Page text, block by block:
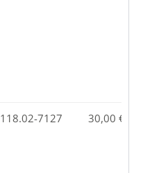
118.02-7127 30,00 €